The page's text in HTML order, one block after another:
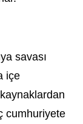
savası
içe
cumhuriyete